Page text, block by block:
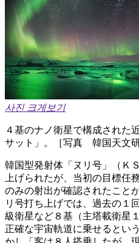
사진 크게보기
４基のナノ衛星で構成された
サット」。［写真 韓国天文研
韓国型発射体「ヌリ号」（Ｋ
上げられたが、当初の目標任
のみの射出が確認されたこと
リ号打ち上げでは、過去の１
級衛星など８基（主塔載衛星
正確な宇宙軌道に乗せるとい